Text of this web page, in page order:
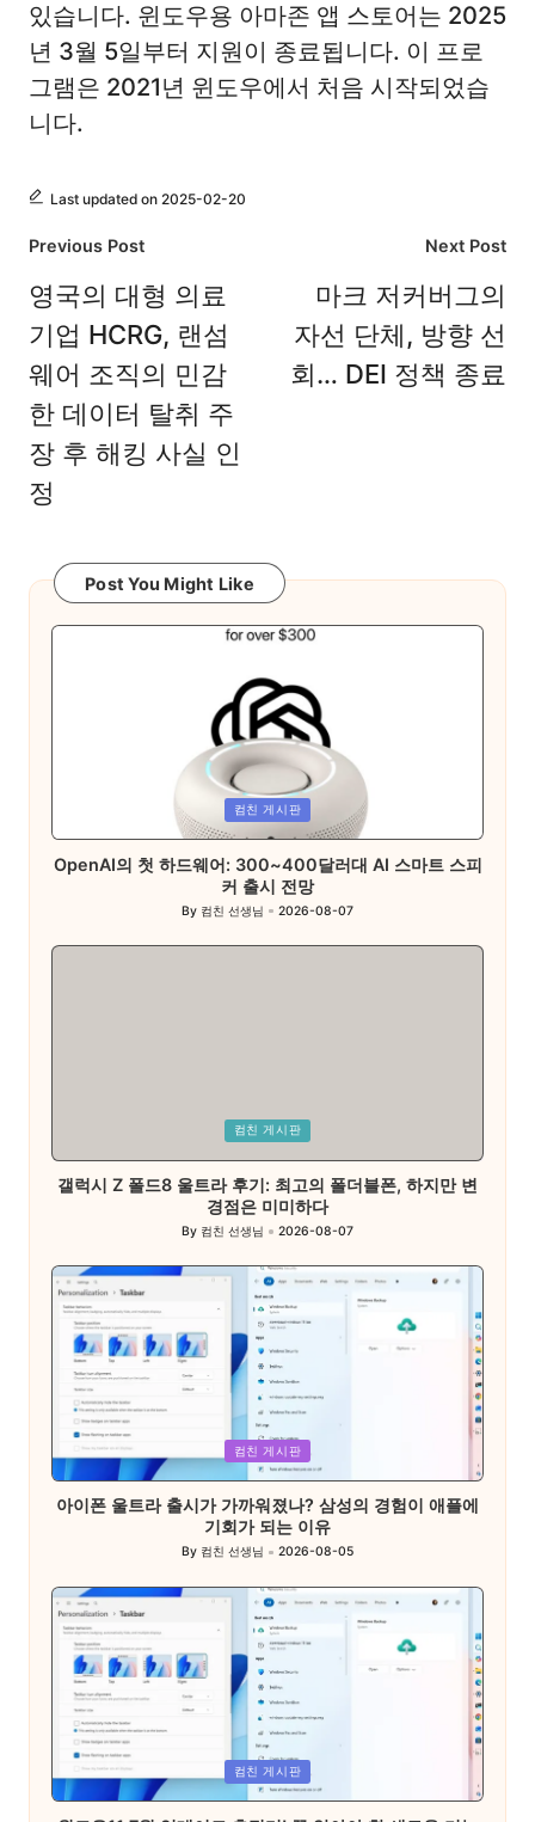
있습니다. 윈도우용 아마존 앱 스토어는 2025
년 3월 5일부터 지원이 종료됩니다. 이 프로
그램은 2021년 윈도우에서 처음 시작되었습
니다.
Last updated on 2025-02-20
Post
navigation
Previous Post
영국의 대형 의료
기업 HCRG, 랜섬
웨어 조직의 민감
한 데이터 탈취 주
장 후 해킹 사실 인
정
Next Post
마크 저커버그의
자선 단체, 방향 선
회… DEI 정책 종료
Post You Might Like
컴친 게시판
OpenAI의 첫 하드웨어: 300~400달러대 AI 스마트 스피
커 출시 전망
Posted
By 컴친 선생님 2026-08-07
컴친 게시판
갤럭시 Z 폴드8 울트라 후기: 최고의 폴더블폰, 하지만 변
경점은 미미하다
Posted
By 컴친 선생님 2026-08-07
Posted
in
컴친 게시판
아이폰 울트라 출시가 가까워졌나? 삼성의 경험이 애플에
기회가 되는 이유
Posted
By 컴친 선생님 2026-08-05
Posted
in
컴친 게시판